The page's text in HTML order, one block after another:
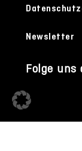
Newsletter
Folge